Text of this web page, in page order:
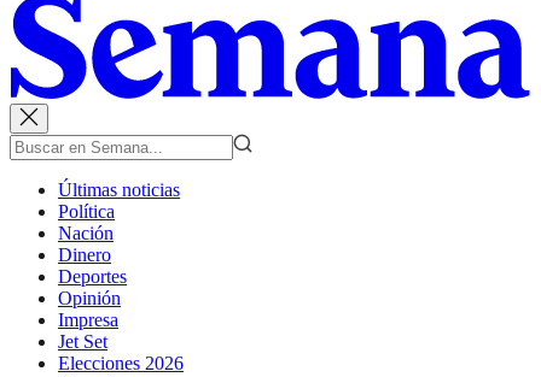
Últimas noticias
Política
Nación
Dinero
Deportes
Opinión
Impresa
Jet Set
Elecciones 2026